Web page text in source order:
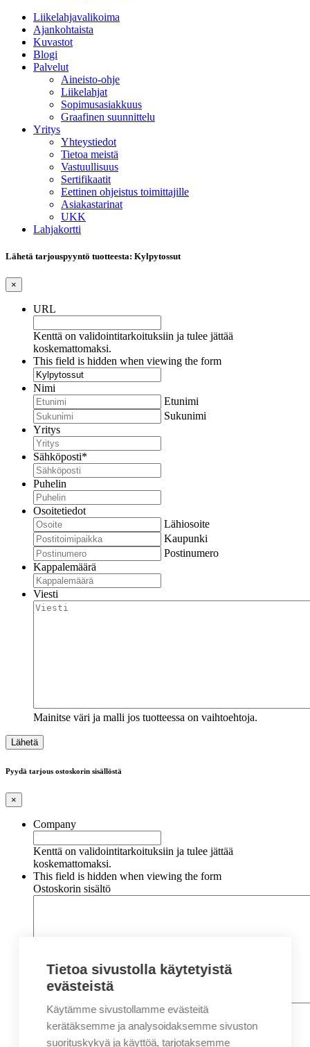
Liikelahjavalikoima
Ajankohtaista
Kuvastot
Blogi
Palvelut
Aineisto-ohje
Liikelahjat
Sopimusasiakkuus
Graafinen suunnittelu
Yritys
Yhteystiedot
Tietoa meistä
Vastuullisuus
Sertifikaatit
Eettinen ohjeistus toimittajille
Asiakastarinat
UKK
Lahjakortti
Lähetä tarjouspyyntö tuotteesta: Kylpytossut
×
URL
Kenttä on validointitarkoituksiin ja tulee jättää
koskemattomaksi.
This field is hidden when viewing the form
Nimi
Etunimi
Sukunimi
Yritys
Sähköposti*
Puhelin
Osoitetiedot
Lähiosoite
Kaupunki
Postinumero
Kappalemäärä
Viesti
Mainitse väri ja malli jos tuotteessa on vaihtoehtoja.
Pyydä tarjous ostoskorin sisällöstä
×
Company
Kenttä on validointitarkoituksiin ja tulee jättää
koskemattomaksi.
This field is hidden when viewing the form
Ostoskorin sisältö
Nimi*
Etunimi
Sukunimi
Tietoa sivustolla käytetyistä
evästeistä
Käytämme sivustollamme evästeitä
kerätäksemme ja analysoidaksemme sivuston
suorituskykyä ja käyttöä, tarjotaksemme